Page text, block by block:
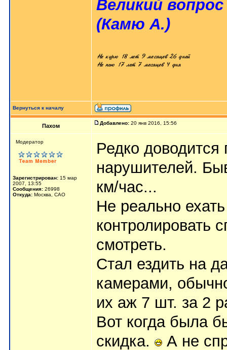
Великий
(Камю А.)
Вернуться к началу
Пахом Добавлено: 20 янв 2016, 15:56
Мoдератор
Зарегистрирован: 15 мар
2007, 13:55
Сообщения: 26998
Откуда: Москва, САО
Редко доводится
нарушителей.
км/час...
Не реально
контролировать
смотреть.
Стал ездить на
камерами,
их аж 7 шт. за 2
Вот когда была
скидка.
А не